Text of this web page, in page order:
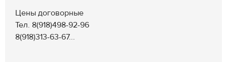
Цены договорные
Тел. 8(918)498-92-96
8(918)313-63-67...